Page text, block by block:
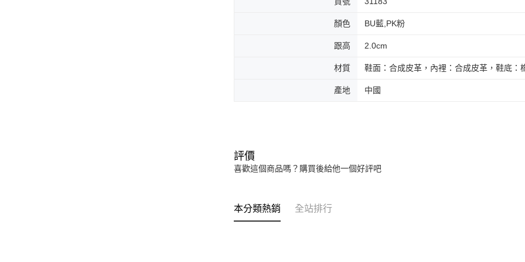
顏色 BU藍,PK粉
跟高 2.0cm
材質 鞋面：合成皮革，內裡：合成皮革，鞋底：
產地 中國
評價
喜歡這個商品嗎？購買後給他一個好評吧
本分類熱銷 全站排行